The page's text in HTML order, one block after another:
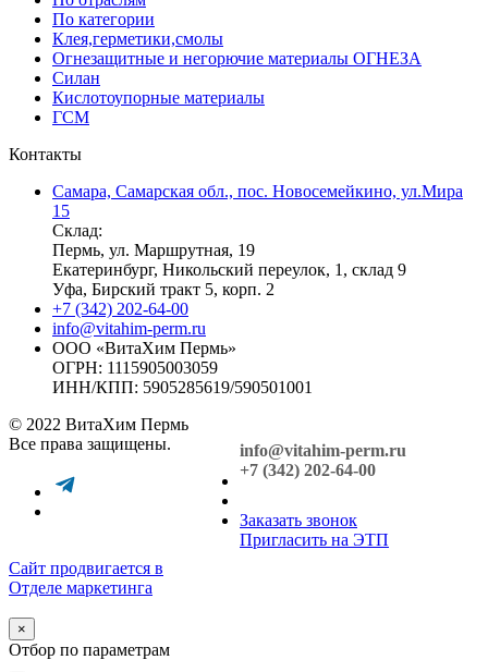
По категории
Клея,герметики,смолы
Огнезащитные и негорючие материалы ОГНЕЗА
Силан
Кислотоупорные материалы
ГСМ
Контакты
Самара, Самарская обл., пос. Новосемейкино, ул.Мира
15
Склад:
Пермь, ул. Маршрутная, 19
Екатеринбург, Никольский переулок, 1, склад 9
Уфа, Бирский тракт 5, корп. 2
+7 (342) 202-64-00
info@vitahim-perm.ru
ООО «ВитаХим Пермь»
ОГРН: 1115905003059
ИНН/КПП: 5905285619/590501001
© 2022 ВитаХим Пермь
Все права защищены.
info@vitahim-perm.ru
+7 (342) 202-64-00
Заказать звонок
Пригласить на ЭТП
Сайт продвигается в
Отделе маркетинга
×
Отбор по параметрам